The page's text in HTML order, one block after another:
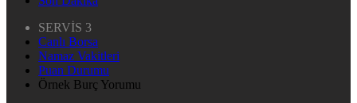
SERVİS 3
Canlı Borsa
Namaz Vakitleri
Puan Durumu
Örnek Burç Yorumu